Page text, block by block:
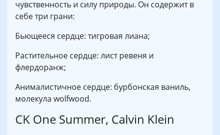
чувственность и силу природы. Он содержит в
себе три грани:
Бьющееся сердце: тигровая лиана;
Растительное сердце: лист ревеня и
флердоранж;
Анималистичное сердце: бурбонская ваниль,
молекула wolfwood.
CK One Summer, Calvin Klein